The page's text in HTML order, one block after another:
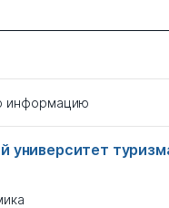
информацию
университет